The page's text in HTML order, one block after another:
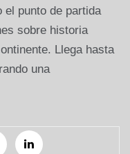
el punto de partida
sobre historia
Llega hasta
una